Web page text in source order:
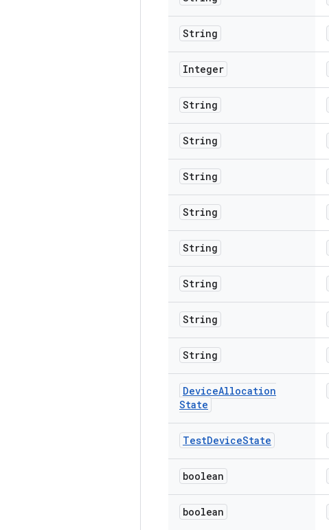
String
Integer
String
String
String
String
String
String
String
String
DeviceAllocation
State
TestDeviceState
boolean
boolean